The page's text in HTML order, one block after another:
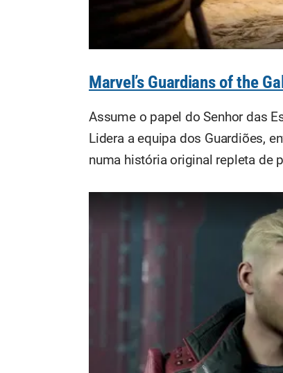
Marvel’s Guardians of the
Assume o papel do Senhor das
Lidera a equipa dos Guardiões,
numa história original repleta de